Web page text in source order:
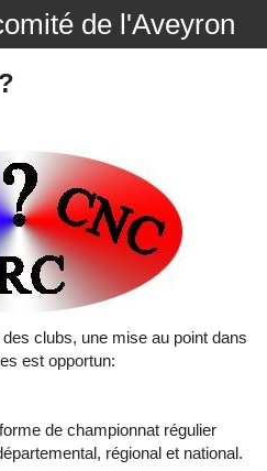
de l'Aveyron
clubs, une mise au point dans
est opportun:
de championnat régulier
régional et national.